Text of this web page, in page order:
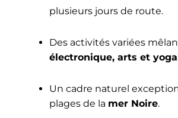
plusieurs jours de route.
Des activités variées
électronique, arts et yoga
Un cadre naturel
plages de la mer Noire.